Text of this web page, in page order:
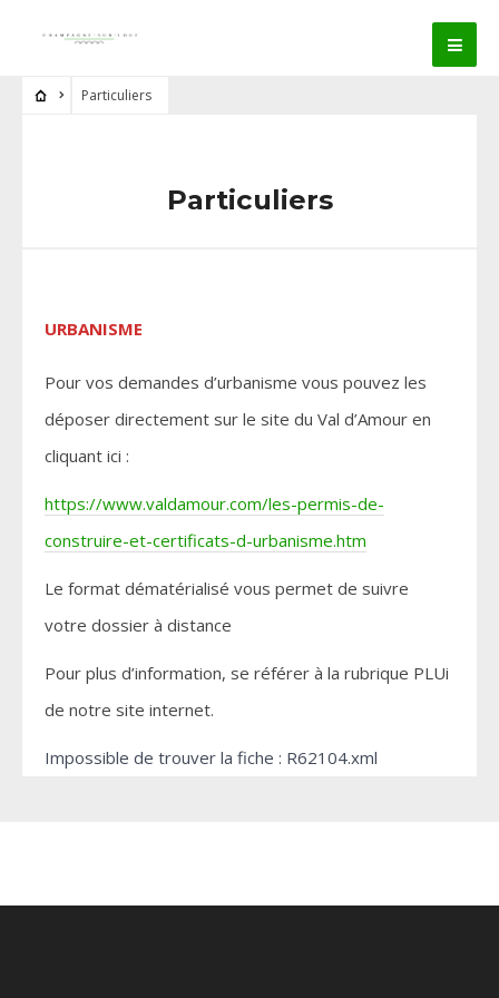
Particuliers
Particuliers
URBANISME
Pour vos demandes d’urbanisme vous pouvez les
déposer directement sur le site du Val d’Amour en
cliquant ici :
https://www.valdamour.com/les-permis-de-
construire-et-certificats-d-urbanisme.htm
Le format dématérialisé vous permet de suivre
votre dossier à distance
Pour plus d’information, se référer à la rubrique PLUi
de notre site internet.
Impossible de trouver la fiche : R62104.xml